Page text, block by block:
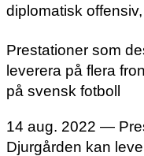
diplomatisk
Prestationer som
leverera på flera
på svensk fotboll
14 aug. 2022 —
Djurgården kan